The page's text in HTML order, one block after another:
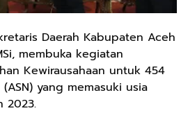
Daerah Kabupaten Aceh
membuka kegiatan
Kewirausahaan untuk 454
yang memasuki usia
2023.